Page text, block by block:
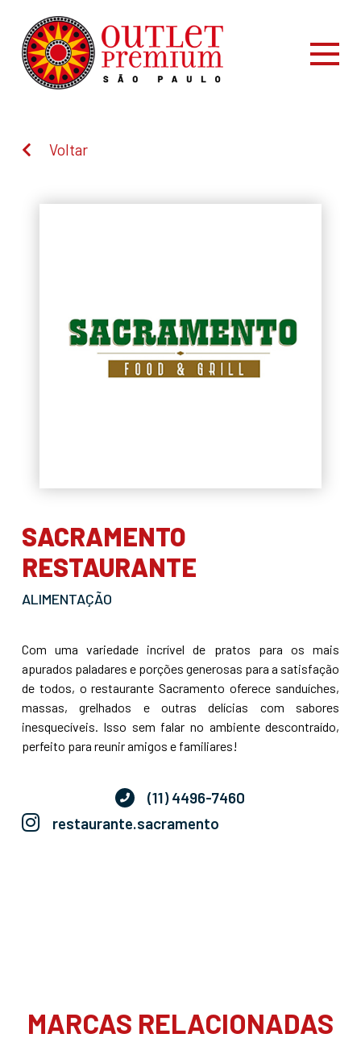
Voltar
SACRAMENTO
RESTAURANTE
ALIMENTAÇÃO
Com uma variedade incrível de pratos para os mais
apurados paladares e porções generosas para a satisfação
de todos, o restaurante Sacramento oferece sanduíches,
massas, grelhados e outras delícias com sabores
inesquecíveis. Isso sem falar no ambiente descontraído,
perfeito para reunir amigos e familiares!
(11) 4496-7460
restaurante.sacramento
MARCAS RELACIONADAS